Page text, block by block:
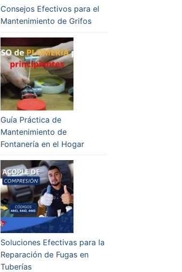
Consejos Efectivos para el
Mantenimiento de Grifos
Guía Práctica de
Mantenimiento de
Fontanería en el Hogar
Soluciones Efectivas para la
Reparación de Fugas en
Tuberías